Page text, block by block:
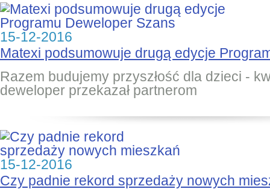
15-12-2016
Matexi podsumowuje drugą edycje
Razem budujemy przyszłość dla dzieci -
deweloper przekazał partnerom
15-12-2016
Czy padnie rekord sprzedaży nowych